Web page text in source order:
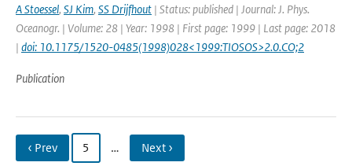
A Stoessel, SJ Kim, SS Drijfhout | Status: published | Journal: J. Phys.
Oceanogr. | Volume: 28 | Year: 1998 | First page: 1999 | Last page: 2018
| doi: 10.1175/1520-0485(1998)028<1999:TIOSOS>2.0.CO;2
Publication
‹ Prev 5 … Next ›